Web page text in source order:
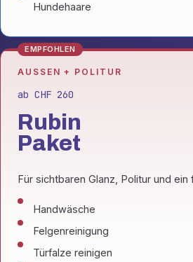
Hundehaare
EMPFOHLEN
AUSSEN + POLITUR
ab CHF 260
Rubin
Paket
Für sichtbaren Glanz, Politur und
Handwäsche
Felgenreinigung
Türfalze reinigen